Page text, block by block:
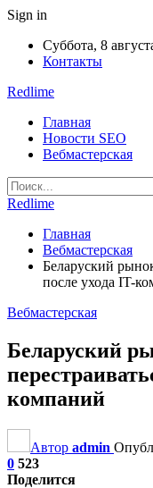
Sign in
Суббота, 8
Контакты
Redlime
Главная
Новости SEO
Вебмастерская
Redlime
Главная
Вебмастерская
Беларуский
после ухода IT-
Вебмастерская
Беларуский
компаний
Автор admin
0 523
Поделится